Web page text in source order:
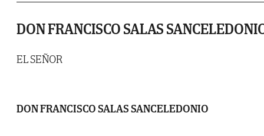
DON FRANCISCO SALAS
EL SEÑOR
DON FRANCISCO SALAS SANCELEDONIO